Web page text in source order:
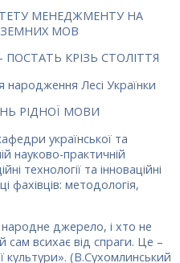
МЕНЕДЖМЕНТУ НА
МОВ
КРІЗЬ СТОЛІТТЯ
народження Лесі Українки
РІДНОЇ МОВИ
української та
науково-практичній
технології та інноваційні
фахівців: методологія,
джерело, і хто не
всихає від спраги. Це –
культури». (В.Сухомлинський